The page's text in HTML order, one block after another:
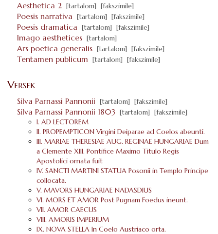
Aesthetica 2 [tartalom] [fakszimile]
Poesis narrativa [tartalom] [fakszimile]
Poesis dramatica [tartalom] [fakszimile]
Imago aesthetices [tartalom]
Ars poetica generalis [tartalom] [fakszimile]
Tentamen publicum [tartalom] [fakszimile]
Versek
Silva Parnassi Pannonii [tartalom] [fakszimile]
Silva Parnassi Pannonii 1803 [tartalom] [fakszimile]
I. AD LECTOREM
II. PROPEMPTICON Virgini Deiparae ad Coelos abeunti.
III. MARIAE THERESIAE AUG. REGINAE HUNGARIAE Dum
a Clemente XIII. Pontifice Maximo Titulo Regis
Apostolici ornata fuit
IV. SANCTI MARTINI STATUA Posonii in Templo Principe
collocata.
V. MAVORS HUNGARIAE NADASDIUS
VI. MORS ET AMOR Post Pugnam Foedus ineunt.
VII. AMOR CAECUS
VIII. AMORIS IMPERIUM
IX. NOVA STELLA In Coelo Austriaco orta.